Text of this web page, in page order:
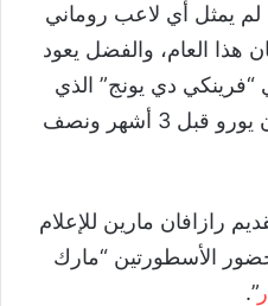
يمثل أي لاعب روماني
هذا العام، والفضل يعود
“فرينكي دي يونج” الذي
وقع لبرشلونة نظير 80 مليون يورو قبل 3 أشهر ونصف
رازافان مارين للإعلام
الأسطورتين “مارك
”.